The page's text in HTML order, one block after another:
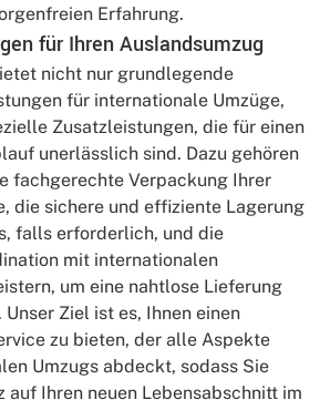
Erfahrung.
für Ihren Auslandsumzug
nicht nur grundlegende
für internationale Umzüge,
Zusatzleistungen, die für einen
unerlässlich sind. Dazu gehören
fachgerechte Verpackung Ihrer
die sichere und effiziente Lagerung
falls erforderlich, und die
mit internationalen
um eine nahtlose Lieferung
Ziel ist es, Ihnen einen
zu bieten, der alle Aspekte
Umzugs abdeckt, sodass Sie
auf Ihren neuen Lebensabschnitt im